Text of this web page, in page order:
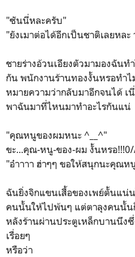
"ซันนี่หละครับ"
"ยังเมาต่อได้อีกเป็นชาติเลยหล
ชายร่างอ้วนเอียงตัวมามองฉัน
กัน พนักงานร้านทองงั้นหรอทำไ
หมายความว่ากลับมาอีกจนได้ เ
พาฉันมาที่ไหนมาทำอะไรกันแน่
"คุณหนูของผมหนะ ^__^"
ขะ...คุณ-หนู-ของ-ผม งั้นหรอ
"อ๋าาาา ฮ่าๆๆ ขอให้สนุกนะคุณ
ฉันยิ่งจิกแขนเสื้อของเพย์ตั้นแน่
คนนั้นให้ไปพ้นๆ แต่ตาลุงคนนั้น
หลังร้านผ่านประตูเหล็กบานนึง
เรื่อยๆ
หรือว่า